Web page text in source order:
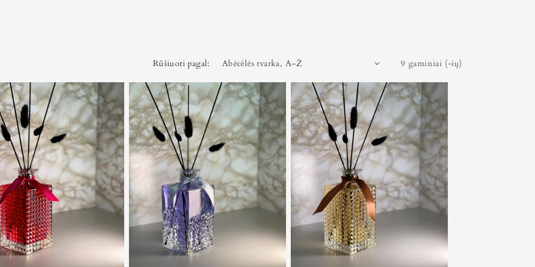
Rūšiuoti pagal: 9 gaminiai (-ių)